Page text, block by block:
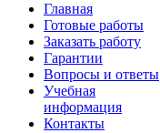
Главная
Готовые работы
Заказать работу
Гарантии
Вопросы и ответы
Учебная
информация
Контакты